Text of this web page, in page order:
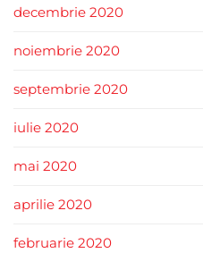
decembrie 2020
noiembrie 2020
septembrie 2020
iulie 2020
mai 2020
aprilie 2020
februarie 2020